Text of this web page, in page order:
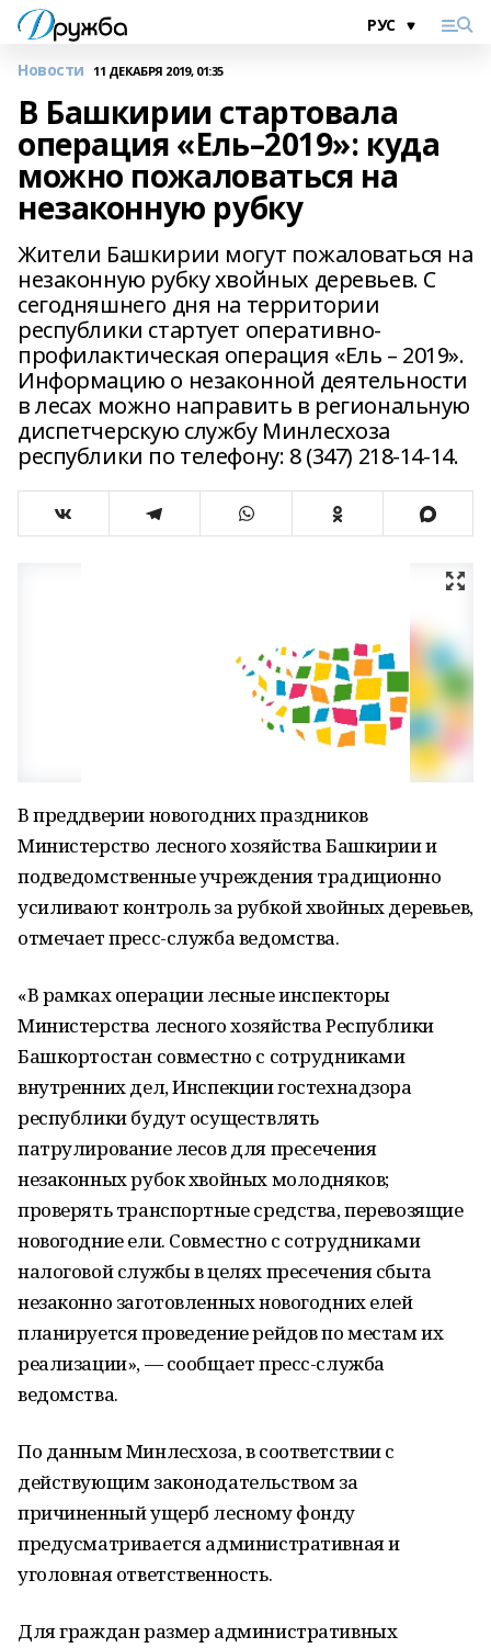
Новости 11 ДЕКАБРЯ 2019, 01:35
В Башкирии стартовала
операция «Ель–2019»: куда
можно пожаловаться на
незаконную рубку
Жители Башкирии могут пожаловаться на
незаконную рубку хвойных деревьев. С
сегодняшнего дня на территории
республики стартует оперативно-
профилактическая операция «Ель – 2019».
Информацию о незаконной деятельности
в лесах можно направить в региональную
диспетчерскую службу Минлесхоза
республики по телефону: 8 (347) 218-14-14.
В преддверии новогодних праздников
Министерство лесного хозяйства Башкирии и
подведомственные учреждения традиционно
усиливают контроль за рубкой хвойных деревьев,
отмечает пресс-служба ведомства.
«В рамках операции лесные инспекторы
Министерства лесного хозяйства Республики
Башкортостан совместно с сотрудниками
внутренних дел, Инспекции гостехнадзора
республики будут осуществлять
патрулирование лесов для пресечения
незаконных рубок хвойных молодняков;
проверять транспортные средства, перевозящие
новогодние ели. Совместно с сотрудниками
налоговой службы в целях пресечения сбыта
незаконно заготовленных новогодних елей
планируется проведение рейдов по местам их
реализации», — сообщает пресс-служба
ведомства.
По данным Минлесхоза, в соответствии с
действующим законодательством за
причиненный ущерб лесному фонду
предусматривается административная и
уголовная ответственность.
Для граждан размер административных